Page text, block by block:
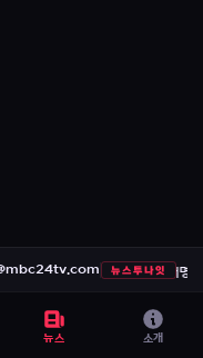
뉴스투나잇
출산 금지”…”트럼프 행정명령 서명”
뉴스 소개